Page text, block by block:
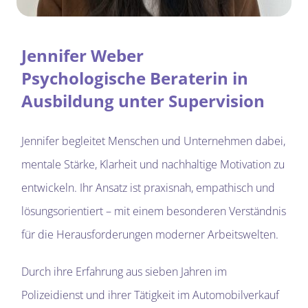
Tools
Jennifer Weber
Psychologische Beraterin in
Ausbildung unter Supervision
Jennifer begleitet Menschen und Unternehmen dabei,
mentale Stärke, Klarheit und nachhaltige Motivation zu
entwickeln. Ihr Ansatz ist praxisnah, empathisch und
lösungsorientiert – mit einem besonderen Verständnis
für die Herausforderungen moderner Arbeitswelten.
Durch ihre Erfahrung aus sieben Jahren im
Polizeidienst und ihrer Tätigkeit im Automobilverkauf